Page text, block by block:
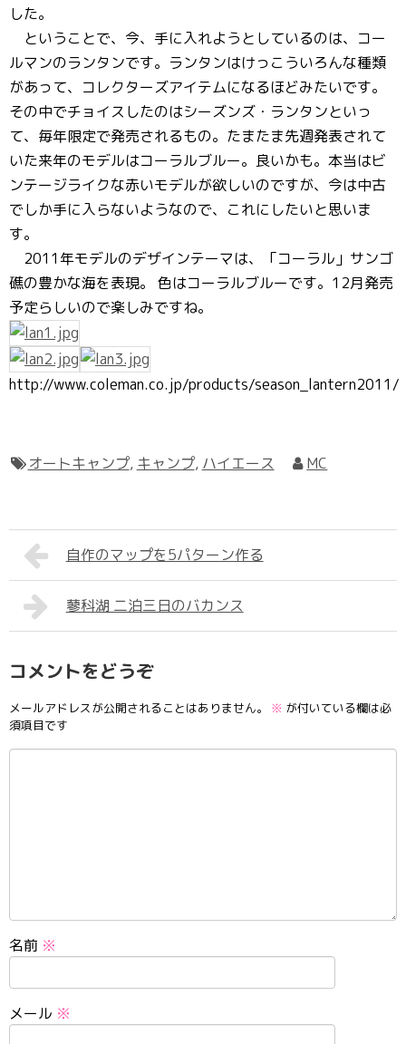
した。
ということで、今、手に入れようとしているのは、コー
ルマンのランタンです。ランタンはけっこういろんな種類
があって、コレクターズアイテムになるほどみたいです。
その中でチョイスしたのはシーズンズ・ランタンといっ
て、毎年限定で発売されるもの。たまたま先週発表されて
いた来年のモデルはコーラルブルー。良いかも。本当はビ
ンテージライクな赤いモデルが欲しいのですが、今は中古
でしか手に入らないようなので、これにしたいと思いま
す。
2011年モデルのデザインテーマは、「コーラル」サンゴ
礁の豊かな海を表現。 色はコーラルブルーです。12月発売
予定らしいので楽しみですね。
http://www.coleman.co.jp/products/season_lantern2011/
オートキャンプ, キャンプ, ハイエース MC
自作のマップを5パターン作る
蓼科湖 二泊三日のバカンス
コメントをどうぞ
メールアドレスが公開されることはありません。 ※ が付いている欄は必
須項目です
名前 ※
メール ※